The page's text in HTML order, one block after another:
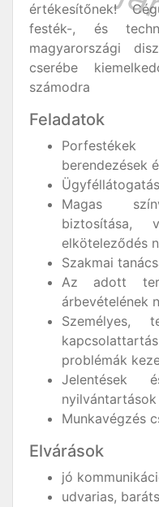
értékesítőnek!
festék-, és
magyarországi
cserébe
számodra
Feladatok
berendezések
Ügyféllátogatás
Magas
biztosítása,
elköteleződés
Szakmai
Az adott
árbevételének
Személyes,
problémák
Jelentések
Munkavégzés
Elvárások
jó
udvarias,